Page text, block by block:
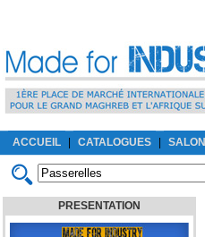
ACCUEIL CATALOGUES
PRESENTATION